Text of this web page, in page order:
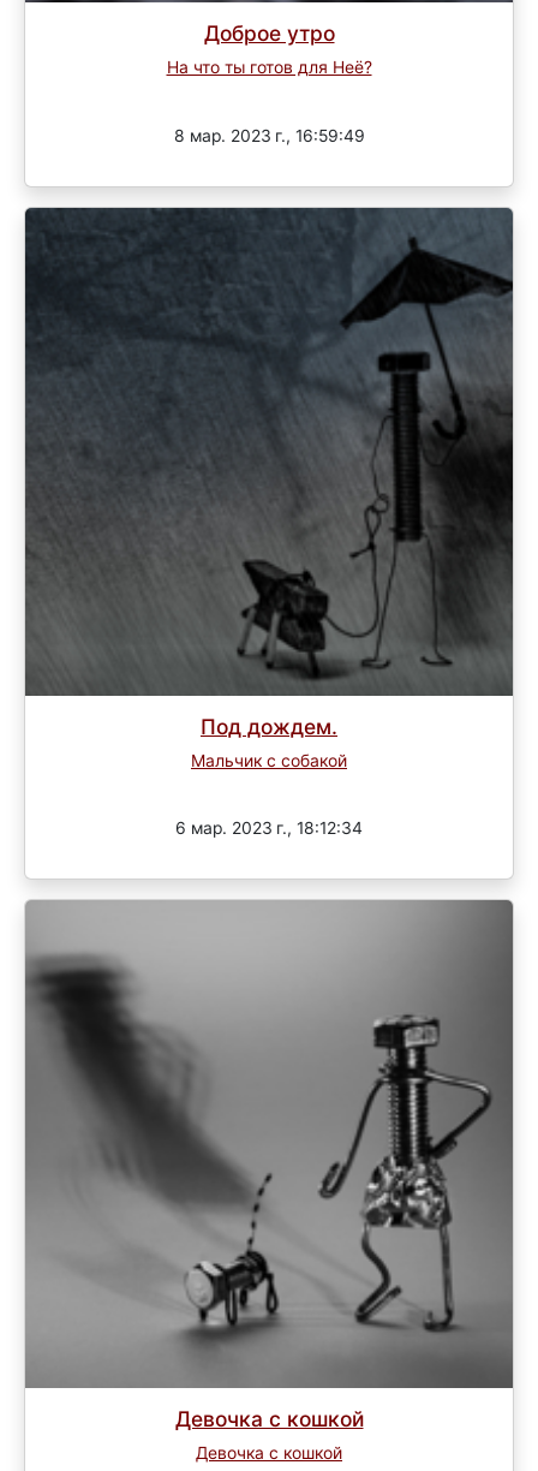
Доброе утро
На что ты готов для Неё?
8 мар. 2023 г., 16:59:49
Под дождем.
Мальчик с собакой
6 мар. 2023 г., 18:12:34
Девочка с кошкой
Девочка с кошкой